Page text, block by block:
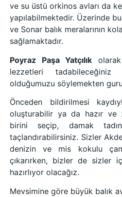
ve su üstü orkinos avları da
yapılabilmektedir. Üzerinde
ve Sonar balık meralarının
sağlamaktadır.
Poyraz Paşa Yatçılık
lezzetleri
olduğumuzu söylemekten
Önceden bildirilmesi
oluşturabilir ya da hazır ve
birini seçip, damak
taçlandırabilirsiniz. Sizler
denizin ve mis kokulu
çıkarırken, bizler de sizler
hazırlıyor olacağız.
Mevsimine göre büyük balık